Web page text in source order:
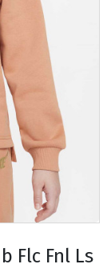
Flc Fnl Ls